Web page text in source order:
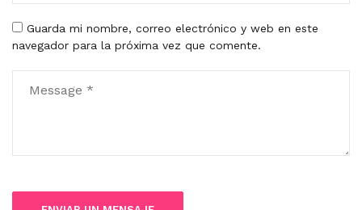
Guarda mi nombre, correo electrónico y web en este
navegador para la próxima vez que comente.